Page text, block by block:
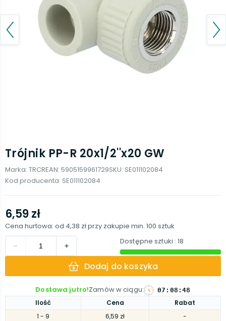
Trójnik PP-R 20x1/2''x20 GW
Marka: TRCREAN: 5905159961729SKU: SE011102084
Kod producenta: SE011102084
Ilość Cena
Rabat
1 - 9 6,59 zł
-
6,59 zł
Cena hurtowa: od 4,38 złprzy zakupie min. 100 sztuk
Dostępne sztuki : 18
Dodaj do koszyka
Dostawa jutro!Zamów w ciągu: 07 : 08 :47